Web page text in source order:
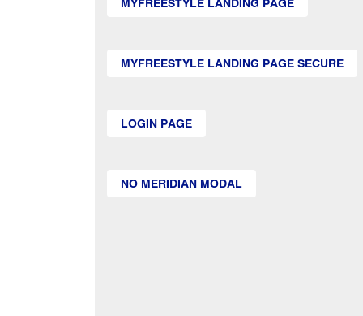
MYFREESTYLE LANDING PAGE
MYFREESTYLE LANDING PAGE SECURE
LOGIN PAGE
NO MERIDIAN MODAL